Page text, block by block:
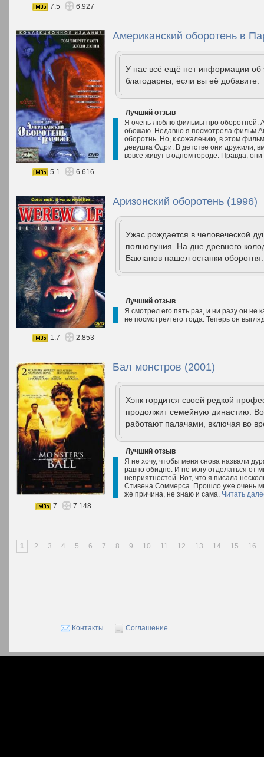
7.5 6.927
Американский оборотень в
У нас всё ещё нет информации
благодарны, если вы её добавите.
Лучший отзыв
Я очень люблю фильмы про оборотней.
обожаю. Недавно я посмотрела фильм
оборотнь. Но, к сожалению, в этом
девушка Одри. В детстве они дружили,
вовсе живут в одном городе. Правда,
5.1
6.616
Аризонский оборотень (1996)
Ужас рождается в человеческой
полнолуния. На дне древнего
Бакланов нашел останки
Лучший отзыв
Я смотрел его пять раз, и ни разу он не
не посмотрел его тогда. Теперь он
1.7 2.853
Бал монстров (2001)
Хэнк гордится своей редкой
продолжит семейную династию.
работают палачами, включая во
Лучший отзыв
Я не хочу, чтобы меня снова назвали
равно обидно. И не могу отделаться от
неприятностей. Вот, что я писала
Стивена Соммерса. Прошло уже очень
же причина, не знаю и сама. Читать
7
7.148
1 2 3 4 5 6 7 8 9 10 11 12 13 14 15 16
Контакты Соглашение